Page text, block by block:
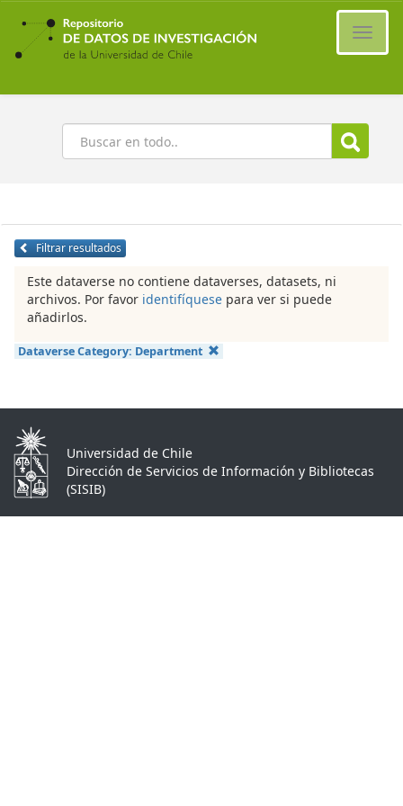
Ir
contenido
principal
Buscar
Filtrar resultados
Este dataverse no contiene dataverses, datasets, ni
archivos. Por favor identifíquese para ver si puede
añadirlos.
Dataverse Category: Department
Universidad de Chile
Dirección de Servicios de Información y Bibliotecas
(SISIB)